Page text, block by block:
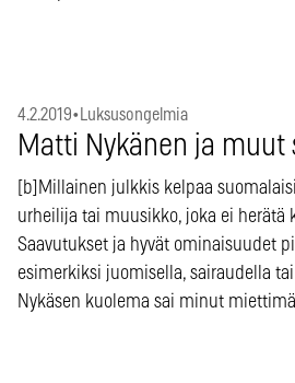
4.2.2019• Luksusongelmia
Matti Nykänen ja muut
[b]Millainen julkkis kelpaa
urheilija tai muusikko, joka ei herätä
Saavutukset ja hyvät ominaisuudet
esimerkiksi juomisella, sairaudella
Nykäsen kuolema sai minut